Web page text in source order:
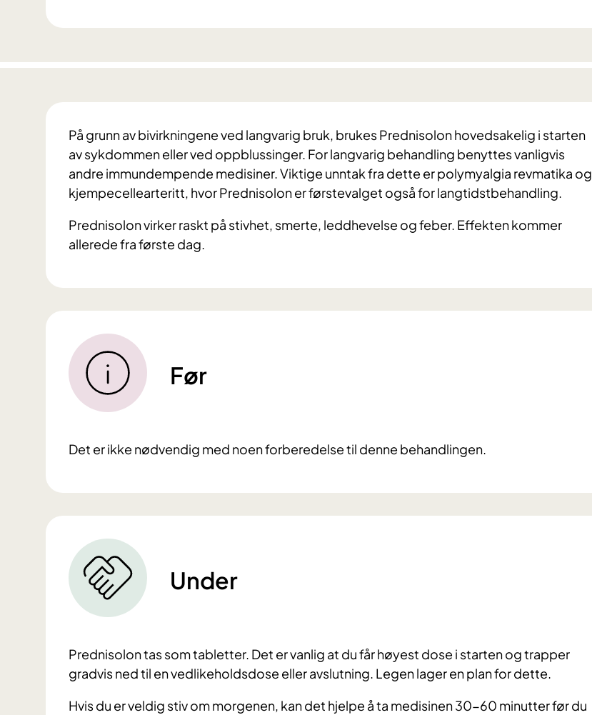
På grunn av bivirkningene ved langvarig bruk, brukes Prednisolon hovedsakelig i starten
av sykdommen eller ved oppblussinger. For langvarig behandling benyttes vanligvis
andre immundempende medisiner. Viktige unntak fra dette er polymyalgia revmatika og
kjempecellearteritt, hvor Prednisolon er førstevalget også for langtidstbehandling.
Prednisolon virker raskt på stivhet, smerte, leddhevelse og feber. Effekten kommer
allerede fra første dag.
Før
Det er ikke nødvendig med noen forberedelse til denne behandlingen.
Under
Prednisolon tas som tabletter. Det er vanlig at du får høyest dose i starten og trapper
gradvis ned til en vedlikeholdsdose eller avslutning. Legen lager en plan for dette.
Hvis du er veldig stiv om morgenen, kan det hjelpe å ta medisinen 30-60 minutter før du